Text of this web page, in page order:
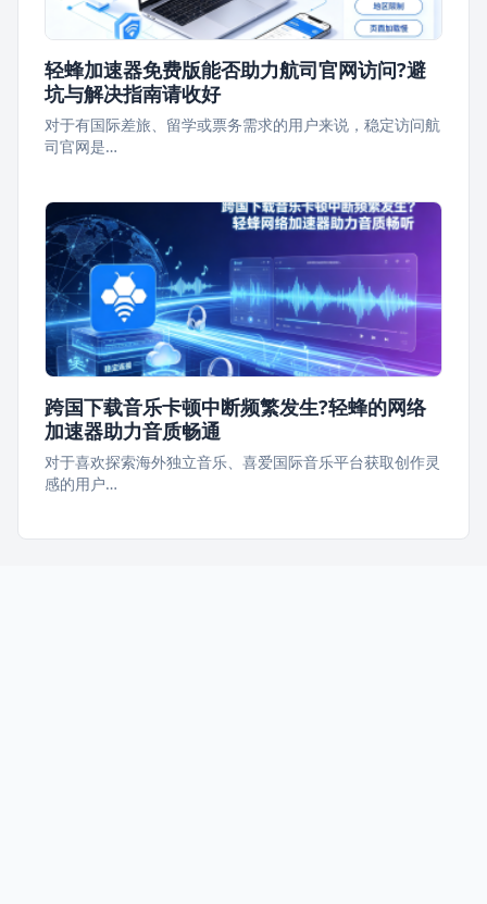
轻蜂加速器免费版能否助力航司官网访问?避
坑与解决指南请收好
对于有国际差旅、留学或票务需求的用户来说，稳定访问航
司官网是…
跨国下载音乐卡顿中断频繁发生?轻蜂的网络
加速器助力音质畅通
对于喜欢探索海外独立音乐、喜爱国际音乐平台获取创作灵
感的用户…